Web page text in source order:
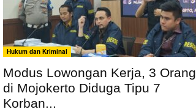
Hukum dan Kriminal
Modus Lowongan Kerja, 3 Orang
di Mojokerto Diduga Tipu 7
Korban...